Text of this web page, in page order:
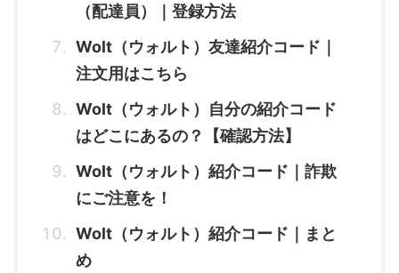
（配達員）｜登録方法
Wolt（ウォルト）友達紹介コード｜
注文用はこちら
Wolt（ウォルト）自分の紹介コード
はどこにあるの？【確認方法】
Wolt（ウォルト）紹介コード｜詐欺
にご注意を！
Wolt（ウォルト）紹介コード｜まと
め